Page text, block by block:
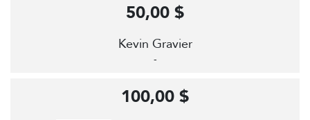
Kevin Gravier
-
50,00 $
100,00 $